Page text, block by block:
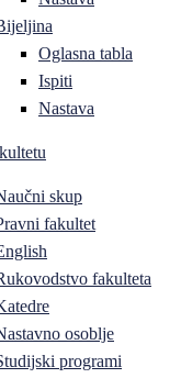
Oglasna tabla
Ispiti
Nastava
skup
fakultet
fakulteta
osoblje
programi